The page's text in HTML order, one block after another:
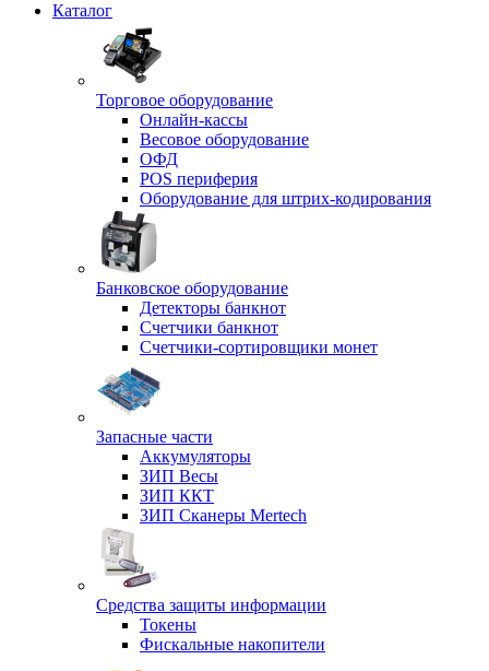
Каталог
Торговое оборудование
Онлайн-кассы
Весовое оборудование
ОФД
POS периферия
Оборудование для штрих-кодирования
Банковское оборудование
Детекторы банкнот
Счетчики банкнот
Счетчики-сортировщики монет
Запасные части
Аккумуляторы
ЗИП Весы
ЗИП ККТ
ЗИП Сканеры Mertech
Средства защиты информации
Токены
Фискальные накопители